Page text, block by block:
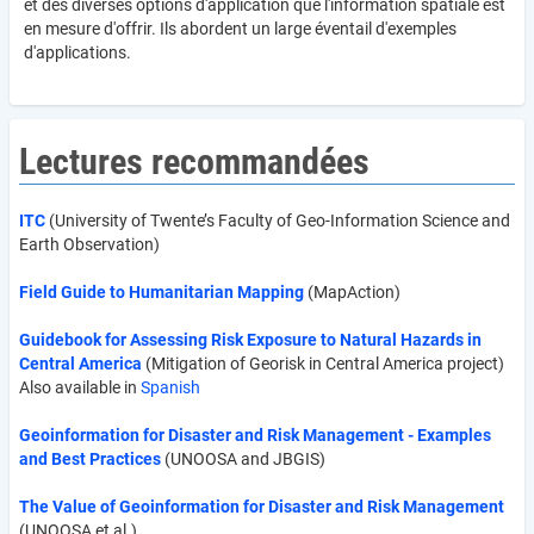
et des diverses options d'application que l'information spatiale est
en mesure d'offrir. Ils abordent un large éventail d'exemples
d'applications.
Lectures recommandées
ITC (University of Twente’s Faculty of Geo-Information Science and
Earth Observation)
Field Guide to Humanitarian Mapping (MapAction)
Guidebook for Assessing Risk Exposure to Natural Hazards in
Central America (Mitigation of Georisk in Central America project)
Also available in Spanish
Geoinformation for Disaster and Risk Management - Examples
and Best Practices (UNOOSA and JBGIS)
The Value of Geoinformation for Disaster and Risk Management